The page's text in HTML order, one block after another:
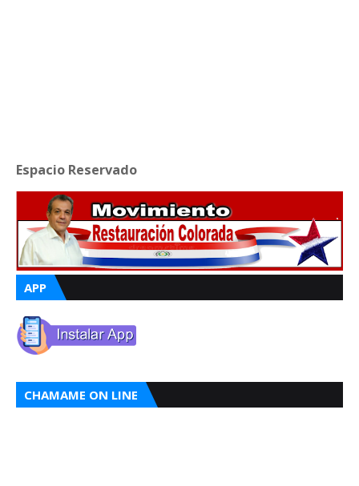
Espacio Reservado
APP
CHAMAME ON LINE